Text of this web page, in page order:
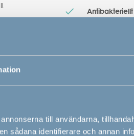
till användarna,
sådana identifierare och annan
Passar till